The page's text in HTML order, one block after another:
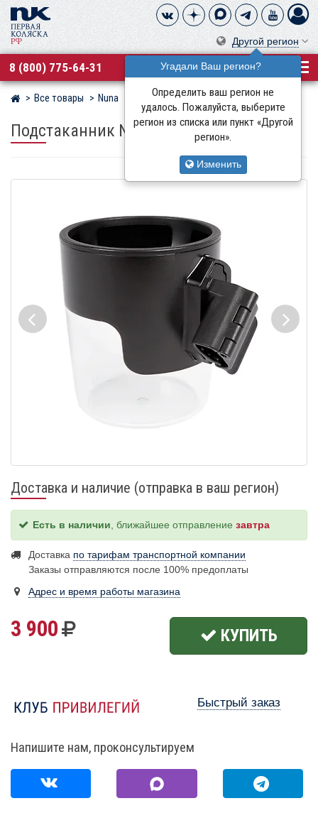
Другой регион
Угадали Ваш регион?
Определить ваш регион не
удалось. Пожалуйста, выберите
регион из списка или пункт «Другой
регион».
Изменить
8 (800) 775-64-31
Магазин детских колясок
Все товары Nuna
Подстаканник Nunaдля колясок серии Trvl
Доставка и наличие (отправка в ваш регион)
Есть в наличии , ближайшее отправление завтра
Доставка по тарифам транспортной компании
Заказы отправляются после 100% предоплаты
Адрес и время работы магазина
3 900 КУПИТЬ
Быстрый заказ
Напишите нам, проконсультируем